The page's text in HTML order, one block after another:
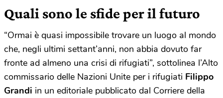
Quali sono le sfide per il futuro
“Ormai è quasi impossibile trovare un luogo al mondo
che, negli ultimi settant’anni, non abbia dovuto far
fronte ad almeno una crisi di rifugiati”, sottolinea l’Alto
commissario delle Nazioni Unite per i rifugiati Filippo
Grandi in un editoriale pubblicato dal Corriere della